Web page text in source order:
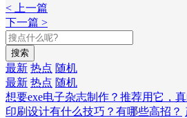
< 上一篇
下一篇 >
搜索
最新 热点 随机
最新 热点 随机
想要exe电子杂志制作？推荐用它，真
印刷设计有什么技巧？有哪些高招？